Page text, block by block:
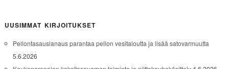
UUSIMMAT KIRJOITUKSET
Pellontasauslanaus parantaa pellon vesitaloutta ja lisää satovarmuutta
5.6.2026